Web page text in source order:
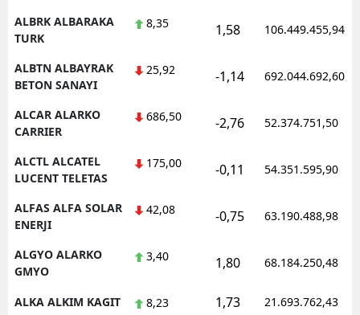
ALBRK ALBARAKA
TURK
8,35 1,58 106.449.455,94
ALBTN ALBAYRAK
BETON SANAYI
25,92 -1,14 692.044.692,60
ALCAR ALARKO
CARRIER
686,50 -2,76 52.374.751,50
ALCTL ALCATEL
LUCENT TELETAS
175,00 -0,11 54.351.595,90
ALFAS ALFA SOLAR
ENERJI
42,08 -0,75 63.190.488,98
ALGYO ALARKO
GMYO
3,40 1,80 68.184.250,48
ALKA ALKIM KAGIT 8,23 1,73 21.693.762,43